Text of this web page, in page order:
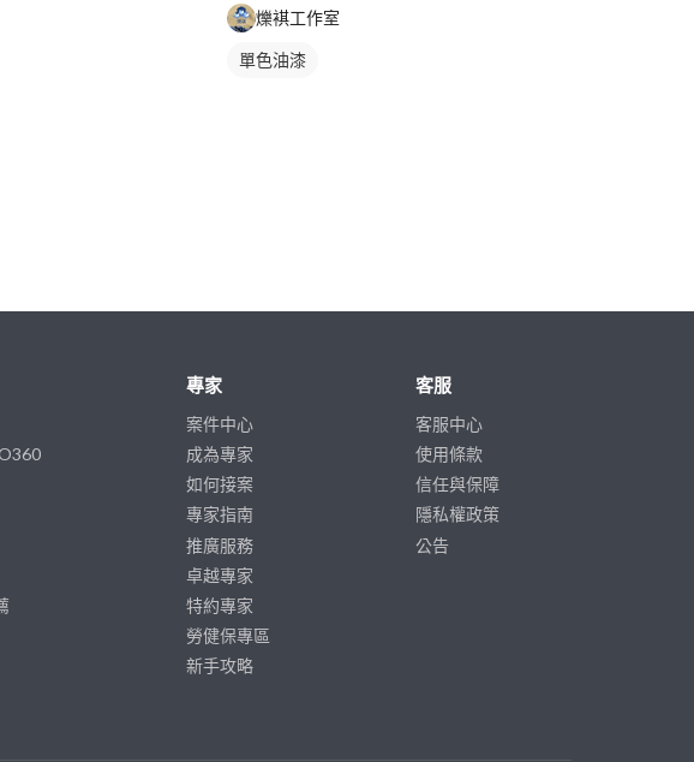
爍褀工作室
單色油漆
專家
案件中心
成為專家
如何接案
專家指南
推廣服務
卓越專家
特約專家
勞健保專區
新手攻略
客服
客服中心
使用條款
信任與保障
隱私權政策
公告